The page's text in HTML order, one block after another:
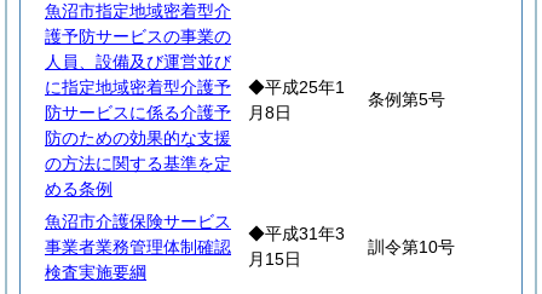
魚沼市指定地域密着型介
護予防サービスの事業の
人員、設備及び運営並び
に指定地域密着型介護予
防サービスに係る介護予
防のための効果的な支援
の方法に関する基準を定
める条例
◆平成25年1
月8日
条例第5号
魚沼市介護保険サービス
事業者業務管理体制確認
検査実施要綱
◆平成31年3
月15日
訓令第10号